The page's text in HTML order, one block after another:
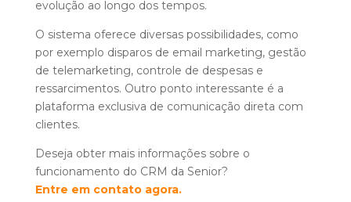
evolução ao longo dos tempos.
O sistema oferece diversas possibilidades, como
por exemplo disparos de email marketing, gestão
de telemarketing, controle de despesas e
ressarcimentos. Outro ponto interessante é a
plataforma exclusiva de comunicação direta com
clientes.
Deseja obter mais informações sobre o
funcionamento do CRM da Senior?
Entre em contato agora.